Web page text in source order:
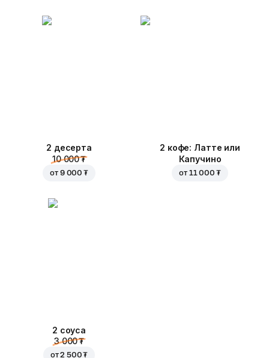
2 десерта
10 000 ₮
от 9 000 ₮
2 кофе: Латте или
Капучино
от 11 000 ₮
2 соуса
3 000 ₮
от2 500 ₮